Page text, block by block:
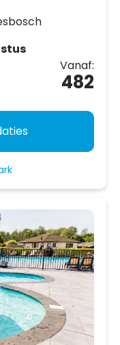
Vanaf:
482